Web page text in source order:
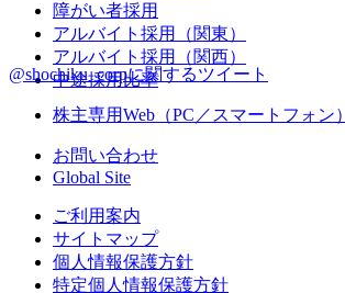
障がい者採用
アルバイト採用（関東）
アルバイト採用（関西）
中途採用比率
@shochiku_corpに関するツイート
株主専用Web（PC／スマートフォン）
お問い合わせ
Global Site
ご利用案内
サイトマップ
個人情報保護方針
特定個人情報保護方針